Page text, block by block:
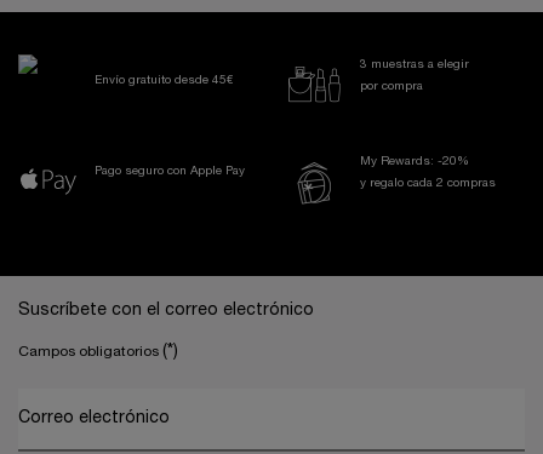
Envío gratuito desde 45€
3 muestras a elegir
por compra
Pago seguro con Apple Pay
My Rewards: -20%
y regalo cada 2 compras
Suscríbete con el correo electrónico
Campos obligatorios (*)
Correo electrónico